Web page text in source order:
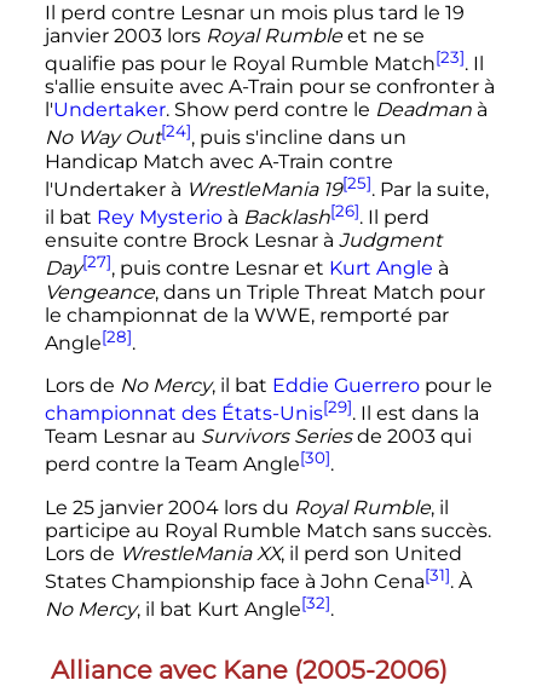
Il perd contre Lesnar un mois plus tard le 19
janvier 2003lors Royal Rumbleet ne se
qualifie pas pour le Royal Rumble Match[23]. Il
s'allie ensuite avec A-Train pour se confronter à
l'Undertaker. Show perd contre le Deadmanà
No Way Out[24], puis s'incline dans un
Handicap Match avec A-Train contre
l'Undertaker à WrestleMania 19[25]. Par la suite,
il bat Rey Mysterioà Backlash[26]. Il perd
ensuite contre Brock Lesnar à Judgment
Day[27], puis contre Lesnar et Kurt Angle à
Vengeance, dans un Triple Threat Match pour
le championnat de la WWE, remporté par
Angle[28].
Lors de No Mercy, il bat Eddie Guerreropour le
championnat des États-Unis[29]. Il est dans la
Team Lesnar au Survivors Seriesde 2003 qui
perd contre la Team Angle[30].
Le 25 janvier 2004lors du Royal Rumble, il
participe au Royal Rumble Match sans succès.
Lors de WrestleMania XX, il perd son United
States Championship face à John Cena[31]. À
No Mercy, il bat Kurt Angle[32].
Alliance avec Kane (2005-2006)